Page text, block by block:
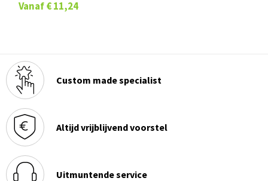
Vanaf € 11,24
Custom made specialist
Altijd vrijblijvend voorstel
Uitmuntende service